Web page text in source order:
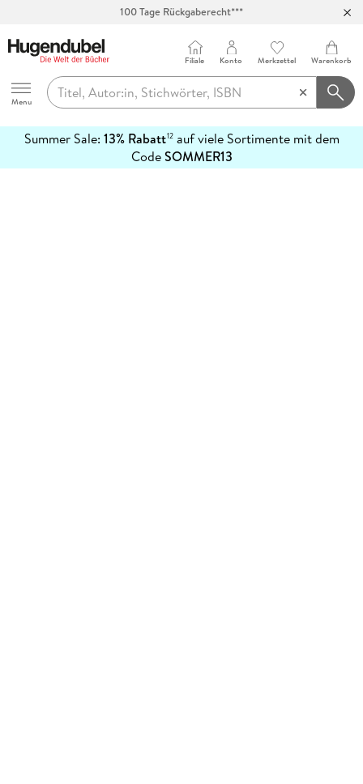
100 Tage Rückgaberecht***
Hugendubel
Menu
Filiale Konto Merkzettel Warenkorb
Summer Sale: 13% Rabatt12auf viele Sortimente mit dem
CodeSOMMER13
erfahren